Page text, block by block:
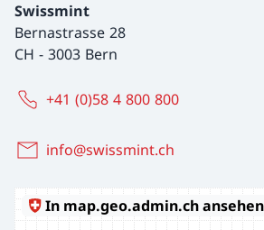
Swissmint
Bernastrasse 28
CH - 3003 Bern
+41 (0)58 4 800 800
info@swissmint.ch